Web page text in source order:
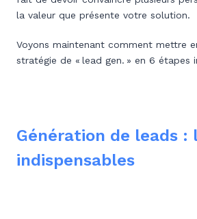
la valeur que présente votre solution.
Voyons maintenant comment mettre
stratégie de « lead gen. » en 6 étapes
Génération de leads :
indispensables